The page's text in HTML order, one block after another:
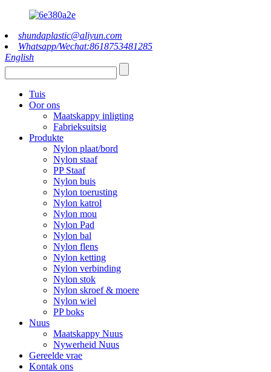
shundaplastic@aliyun.com
Whatsapp/Wechat:8618753481285
English
Tuis
Oor ons
Maatskappy inligting
Fabrieksuitsig
Produkte
Nylon plaat/bord
Nylon staaf
PP Staaf
Nylon buis
Nylon toerusting
Nylon katrol
Nylon mou
Nylon Pad
Nylon bal
Nylon flens
Nylon ketting
Nylon verbinding
Nylon stok
Nylon skroef & moere
Nylon wiel
PP boks
Nuus
Maatskappy Nuus
Nywerheid Nuus
Gereelde vrae
Kontak ons